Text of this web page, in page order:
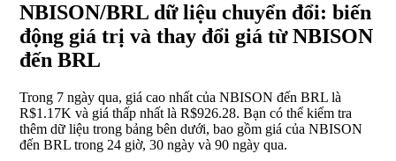
NBISON/BRL dữ liệu chuyển đổi: biến
động giá trị và thay đổi giá từ NBISON
đến BRL
Trong 7 ngày qua, giá cao nhất của NBISON đến BRL là
R$1.17K và giá thấp nhất là R$926.28. Bạn có thể kiểm tra
thêm dữ liệu trong bảng bên dưới, bao gồm giá của NBISON
đến BRL trong 24 giờ, 30 ngày và 90 ngày qua.